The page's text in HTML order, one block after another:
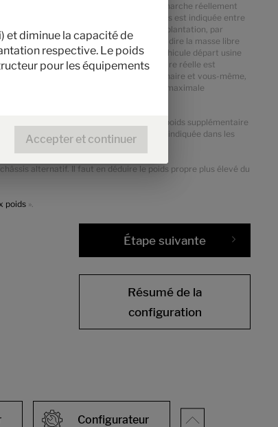
de fabrication, la masse en ordre de marche réellement
La marge admissible en kilogrammes est indiquée entre
pour chaque type et chaque implantation, par
la capacité de charge minimale, c’est-à-dire la masse libre
Le poids réel de votre véhicule départ usine
la capacité de charge supplémentaire réelle est
conjointement avec votre concessionnaire et vous-même,
du véhicule ainsi que la masse maximale
les équipements optionnels indique le poids supplémentaire
pour l'équipement optionnel, indiquée dans les
l'équipement optionnel installé d’usine.
alternatif. Il faut en déduire le poids propre plus élevé du
poids ».
Étape suivante
Résumé de la
configuration
Configurateur
et diminue la capacité de
respective. Le poids
pour les équipements
Accepter et continuer